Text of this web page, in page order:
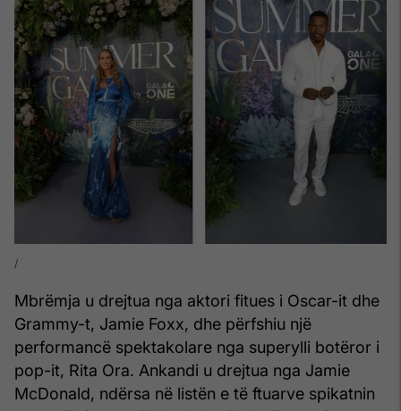
Mbrëmja u drejtua nga aktori fitues i Oscar-it dhe
Grammy-t, Jamie Foxx, dhe përfshiu një
performancë spektakolare nga superylli botëror i
pop-it, Rita Ora. Ankandi u drejtua nga Jamie
McDonald, ndërsa në listën e të ftuarve spikatnin